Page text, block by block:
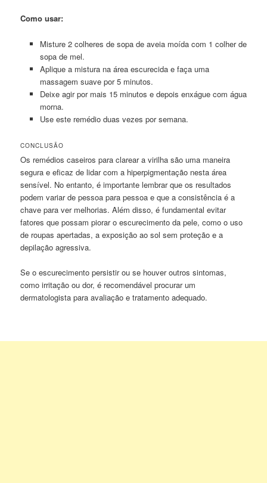
Como usar:
Misture 2 colheres de sopa de aveia moída com 1 colher de
sopa de mel.
Aplique a mistura na área escurecida e faça uma
massagem suave por 5 minutos.
Deixe agir por mais 15 minutos e depois enxágue com água
morna.
Use este remédio duas vezes por semana.
CONCLUSÃO
Os remédios caseiros para clarear a virilha são uma maneira
segura e eficaz de lidar com a hiperpigmentação nesta área
sensível. No entanto, é importante lembrar que os resultados
podem variar de pessoa para pessoa e que a consistência é a
chave para ver melhorias. Além disso, é fundamental evitar
fatores que possam piorar o escurecimento da pele, como o uso
de roupas apertadas, a exposição ao sol sem proteção e a
depilação agressiva.
Se o escurecimento persistir ou se houver outros sintomas,
como irritação ou dor, é recomendável procurar um
dermatologista para avaliação e tratamento adequado.